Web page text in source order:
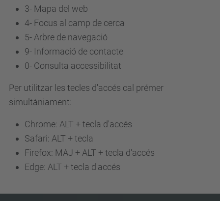
3- Mapa del web
4- Focus al camp de cerca
5- Arbre de navegació
9- Informació de contacte
0- Consulta accessibilitat
Per utilitzar les tecles d'accés cal prémer
simultàniament:
Chrome: ALT + tecla d'accés
Safari: ALT + tecla
Firefox: MAJ + ALT + tecla d'accés
Edge: ALT + tecla d'accés